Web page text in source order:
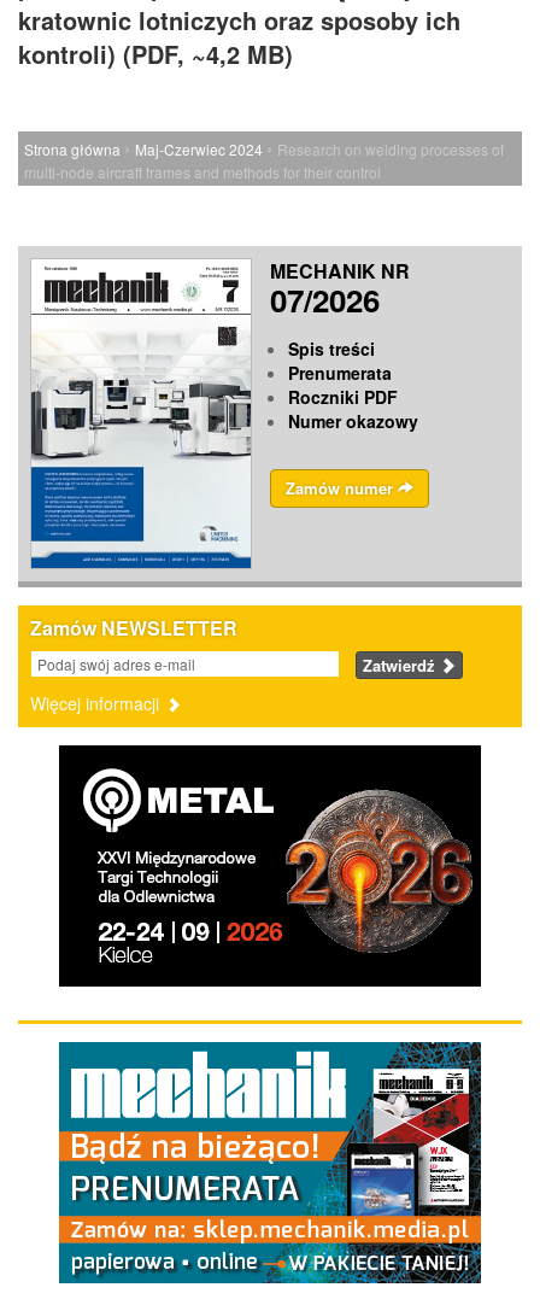
kratownic lotniczych oraz sposoby ich
kontroli) (PDF, ~4,2 MB)
Strona główna › Maj-Czerwiec 2024 › Research on welding processes of
multi-node aircraft frames and methods for their control
MECHANIK NR
07/2026
Spis treści
Prenumerata
Roczniki PDF
Numer okazowy
Zamów numer
Zamów NEWSLETTER
Zatwierdź
Więcej informacji